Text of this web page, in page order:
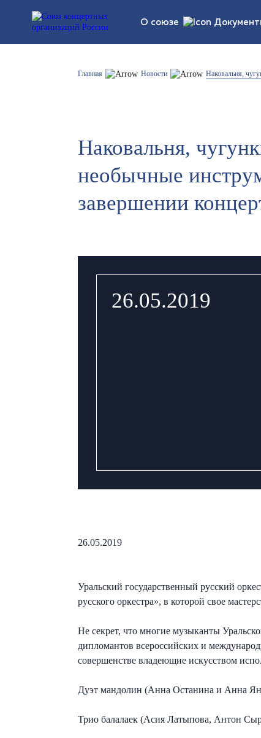
О союзе
Устав союза
Список участников
Главная Новости Наковальня,
Наковальня,
необычные
завершении
26.05.2019
26.05.2019
Уральский государственный русский
русского оркестра», в которой свое
Не секрет, что многие музыканты
дипломантов всероссийских и
совершенстве владеющие искусством
Дуэт мандолин (Анна Останина и Анна
Трио балалаек (Асия Латыпова, Антон